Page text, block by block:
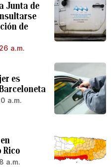
Junta de
de
a.m.
es
a.m.
Rico
a.m.